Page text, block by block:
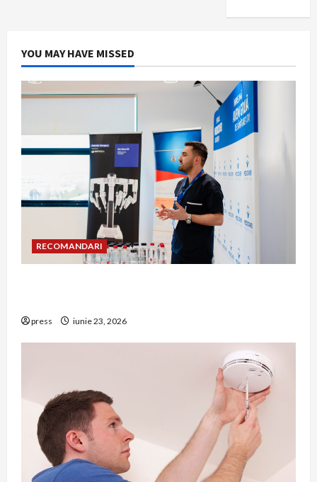
YOU MAY HAVE MISSED
RECOMANDARI
press iunie 23, 2026